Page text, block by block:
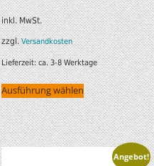
inkl. MwSt.
zzgl.Versandkosten
Lieferzeit:ca. 3-8 Werktage
Ausführung wählen
Angebot!